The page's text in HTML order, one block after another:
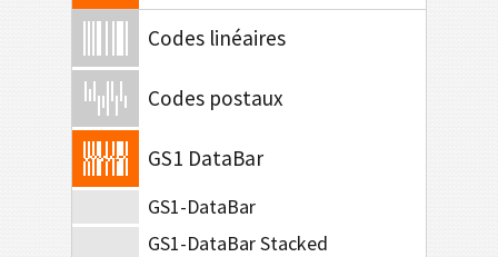
Codes linéaires
Codes postaux
GS1 DataBar
GS1-DataBar
GS1-DataBar Stacked